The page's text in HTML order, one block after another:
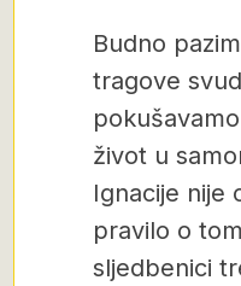
Budno
tragove
život u
Ignacije nije
pravilo o
sljedbenici